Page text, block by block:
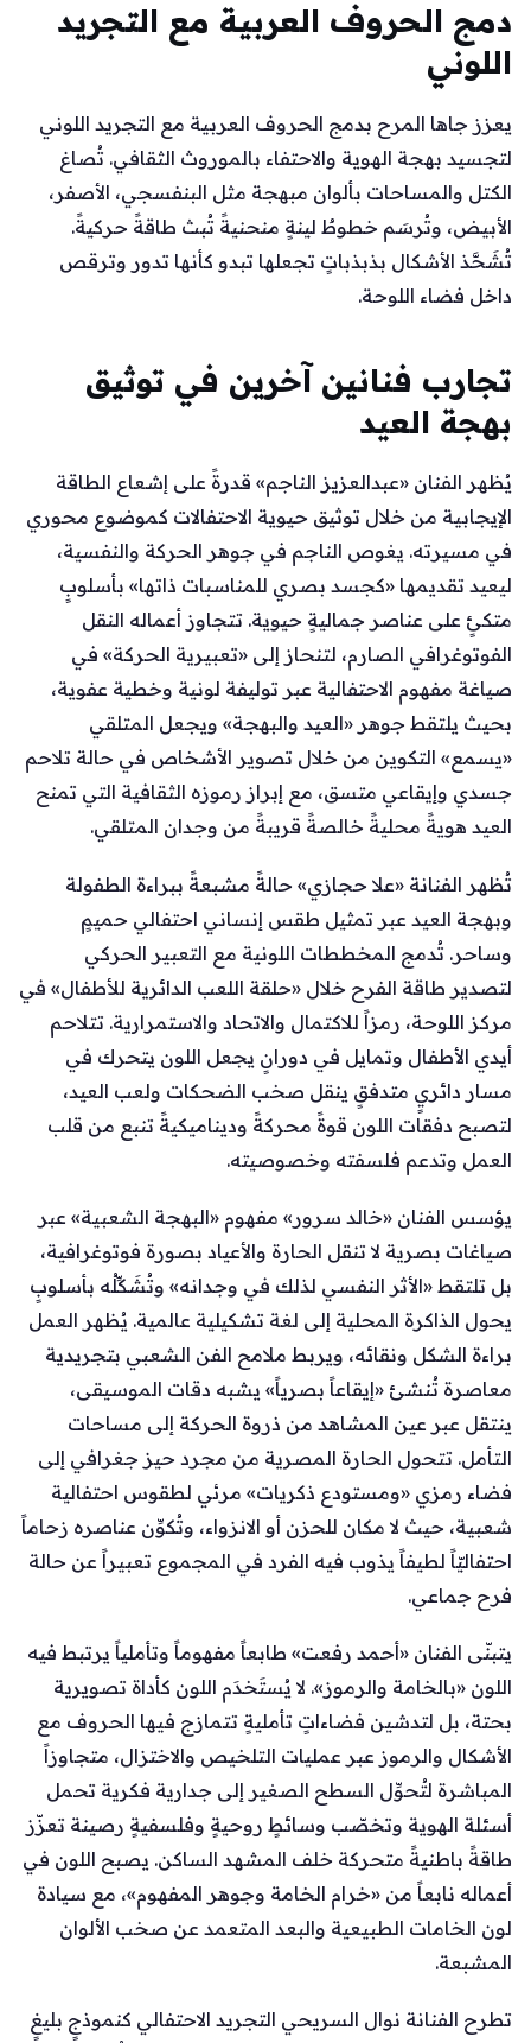
دمج الحروف العربية مع التجريد
اللوني
يعزز جاها المرح بدمج الحروف العربية مع التجريد اللوني
لتجسيد بهجة الهوية والاحتفاء بالموروث الثقافي. تُصاغ
الكتل والمساحات بألوان مبهجة مثل البنفسجي، الأصفر،
الأبيض، وتُرسَم خطوطٌ لينةٍ منحنيةً تُبث طاقةً حركيةً.
تُشَحَّذ الأشكال بذبذباتٍ تجعلها تبدو كأنها تدور وترقص
داخل فضاء اللوحة.
تجارب فنانين آخرين في توثيق
بهجة العيد
يُظهر الفنان «عبدالعزيز الناجم» قدرةً على إشعاع الطاقة
الإيجابية من خلال توثيق حيوية الاحتفالات كموضوع محوري
في مسيرته. يغوص الناجم في جوهر الحركة والنفسية،
ليعيد تقديمها «كجسد بصري للمناسبات ذاتها» بأسلوبٍ
متكئٍ على عناصر جماليةٍ حيوية. تتجاوز أعماله النقل
الفوتوغرافي الصارم، لتنحاز إلى «تعبيرية الحركة» في
صياغة مفهوم الاحتفالية عبر توليفة لونية وخطية عفوية،
بحيث يلتقط جوهر «العيد والبهجة» ويجعل المتلقي
«يسمع» التكوين من خلال تصوير الأشخاص في حالة تلاحم
جسدي وإيقاعي متسق، مع إبراز رموزه الثقافية التي تمنح
العيد هويةً محليةً خالصةً قريبةً من وجدان المتلقي.
تُظهر الفنانة «علا حجازي» حالةً مشبعةً ببراءة الطفولة
وبهجة العيد عبر تمثيل طقس إنساني احتفالي حميمٍ
وساحر. تُدمج المخططات اللونية مع التعبير الحركي
لتصدير طاقة الفرح خلال «حلقة اللعب الدائرية للأطفال» في
مركز اللوحة، رمزاً للاكتمال والاتحاد والاستمرارية. تتلاحم
أيدي الأطفال وتمايل في دورانٍ يجعل اللون يتحرك في
مسار دائريٍ متدفقٍ ينقل صخب الضحكات ولعب العيد،
لتصبح دفقات اللون قوةً محركةً وديناميكيةً تنبع من قلب
العمل وتدعم فلسفته وخصوصيته.
يؤسس الفنان «خالد سرور» مفهوم «البهجة الشعبية» عبر
صياغات بصرية لا تنقل الحارة والأعياد بصورة فوتوغرافية،
بل تلتقط «الأثر النفسي لذلك في وجدانه» وتُشَكِّلُه بأسلوبٍ
يحول الذاكرة المحلية إلى لغة تشكيلية عالمية. يُظهر العمل
براءة الشكل ونقائه، ويربط ملامح الفن الشعبي بتجريدية
معاصرة تُنشئ «إيقاعاً بصرياً» يشبه دقات الموسيقى،
ينتقل عبر عين المشاهد من ذروة الحركة إلى مساحات
التأمل. تتحول الحارة المصرية من مجرد حيز جغرافي إلى
فضاء رمزي «ومستودع ذكريات» مرئي لطقوس احتفالية
شعبية، حيث لا مكان للحزن أو الانزواء، وتُكوِّن عناصره زحاماً
احتفاليّاً لطيفاً يذوب فيه الفرد في المجموع تعبيراً عن حالة
فرح جماعي.
يتبنّى الفنان «أحمد رفعت» طابعاً مفهوماً وتأملياً يرتبط فيه
اللون «بالخامة والرموز». لا يُستَخدَم اللون كأداة تصويرية
بحتة، بل لتدشين فضاءاتٍ تأمليةٍ تتمازج فيها الحروف مع
الأشكال والرموز عبر عمليات التلخيص والاختزال، متجاوزاً
المباشرة لتُحوِّل السطح الصغير إلى جدارية فكرية تحمل
أسئلة الهوية وتخصّب وسائطٍ روحيةٍ وفلسفيةٍ رصينة تعزّز
طاقةً باطنيةً متحركة خلف المشهد الساكن. يصبح اللون في
أعماله نابعاً من «خرام الخامة وجوهر المفهوم»، مع سيادة
لون الخامات الطبيعية والبعد المتعمد عن صخب الألوان
المشبعة.
تطرح الفنانة نوال السريحي التجريد الاحتفالي كنموذجٍ بليغٍ